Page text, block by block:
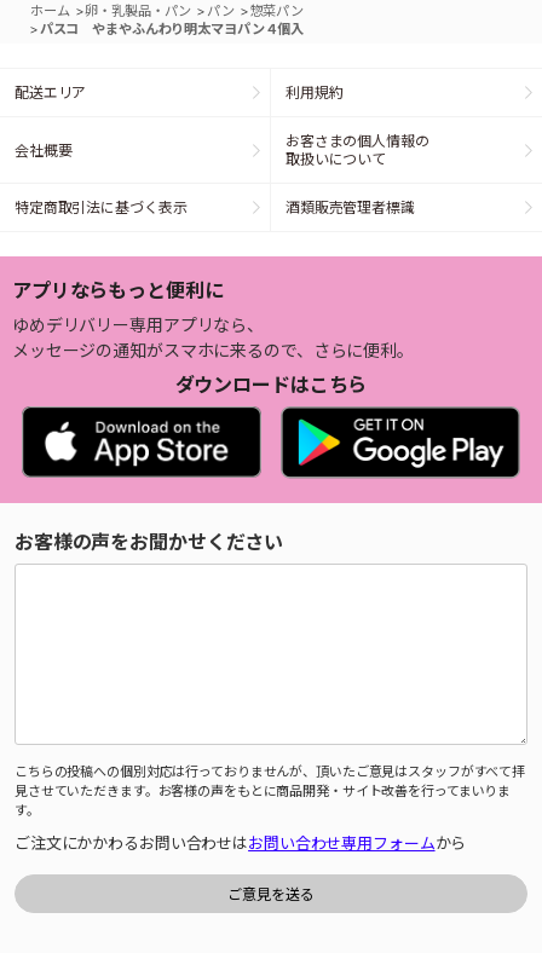
ホーム >卵・乳製品・パン > パン >惣菜パン
> パスコ やまやふんわり明太マヨパン４個入
配送エリア 利用規約
会社概要
お客さまの個人情報の
取扱いについて
特定商取引法に基づく表示 酒類販売管理者標識
アプリならもっと便利に
ゆめデリバリー専用アプリなら、
メッセージの通知がスマホに来るので、さらに便利。
ダウンロードはこちら
お客様の声をお聞かせください
こちらの投稿への個別対応は行っておりませんが、頂いたご意見はスタッフがすべて拝
見させていただきます。お客様の声をもとに商品開発・サイト改善を行ってまいりま
す。
ご注文にかかわるお問い合わせはお問い合わせ専用フォームから